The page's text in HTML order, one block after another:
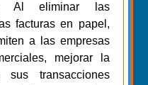
Al eliminar las
facturas en papel,
a las empresas
mejorar la
transacciones